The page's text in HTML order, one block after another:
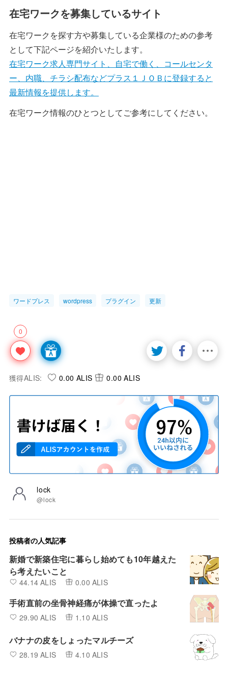
在宅ワークを募集しているサイト
在宅ワークを探す方や募集している企業様のための参考
として下記ページを紹介いたします。
在宅ワーク求人専門サイト、自宅で働く、コールセンタ
ー、内職、チラシ配布などプラス１ＪＯＢに登録すると
最新情報を提供します。
在宅ワーク情報のひとつとしてご参考にしてください。
ワードプレス wordpress プラグイン 更新
0
獲得ALIS: 0.00 ALIS 0.00 ALIS
lock
@lock
投稿者の人気記事
新婚で新築住宅に暮らし始めても10年越えた
ら考えたいこと
44.14 ALIS 0.00 ALIS
手術直前の坐骨神経痛が体操で直ったよ
29.90 ALIS 1.10 ALIS
バナナの皮をしょったマルチーズ
28.19 ALIS 4.10 ALIS